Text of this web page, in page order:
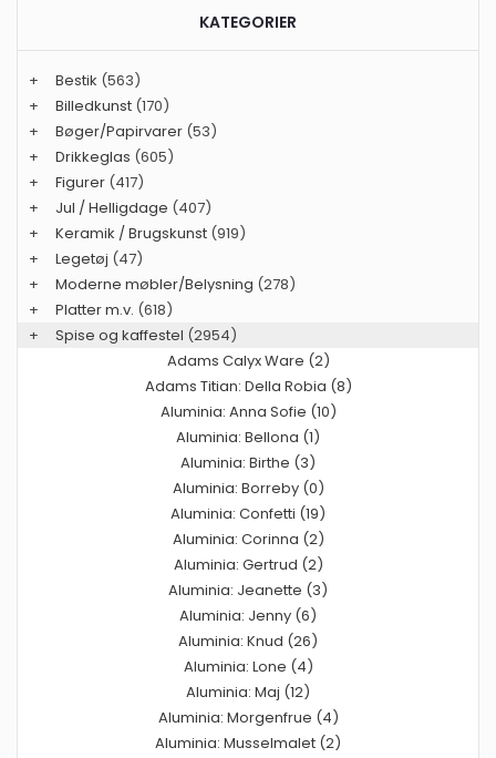
KATEGORIER
+ Bestik (563)
+
Billedkunst (170)
+
Bøger/Papirvarer (53)
+
Drikkeglas (605)
+
Figurer (417)
+
Jul / Helligdage (407)
+
Keramik / Brugskunst (919)
+
Legetøj (47)
+
Moderne møbler/Belysning (278)
+
Platter m.v. (618)
+
Spise og kaffestel (2954)
Adams Calyx Ware (2)
Adams Titian: Della Robia (8)
Aluminia: Anna Sofie (10)
Aluminia: Bellona (1)
Aluminia: Birthe (3)
Aluminia: Borreby (0)
Aluminia: Confetti (19)
Aluminia: Corinna (2)
Aluminia: Gertrud (2)
Aluminia: Jeanette (3)
Aluminia: Jenny (6)
Aluminia: Knud (26)
Aluminia: Lone (4)
Aluminia: Maj (12)
Aluminia: Morgenfrue (4)
Aluminia: Musselmalet (2)